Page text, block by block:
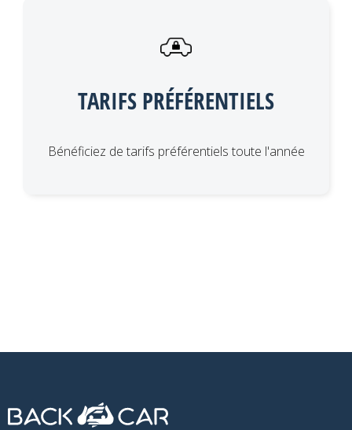
TARIFS PRÉFÉRENTIELS
Bénéficiez de tarifs préférentiels toute l'année